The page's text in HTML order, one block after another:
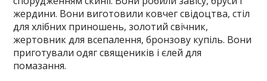
жердини. Вони виготовили ковчег свідоцтва, стіл
для хлібних приношень, золотий свічник,
жертовник для всепалення, бронзову купіль. Вони
приготували одяг священиків і єлей для
помазання.